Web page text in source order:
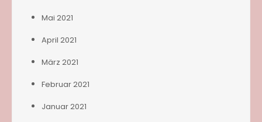
Mai 2021
April 2021
März 2021
Februar 2021
Januar 2021